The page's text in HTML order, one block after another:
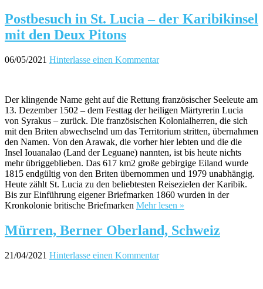
Postbesuch in St. Lucia – der Karibikinsel
mit den Deux Pitons
06/05/2021 Hinterlasse einen Kommentar
Der klingende Name geht auf die Rettung französischer Seeleute am
13. Dezember 1502 – dem Festtag der heiligen Märtyrerin Lucia
von Syrakus – zurück. Die französischen Kolonialherren, die sich
mit den Briten abwechselnd um das Territorium stritten, übernahmen
den Namen. Von den Arawak, die vorher hier lebten und die die
Insel Iouanalao (Land der Leguane) nannten, ist bis heute nichts
mehr übriggeblieben. Das 617 km2 große gebirgige Eiland wurde
1815 endgültig von den Briten übernommen und 1979 unabhängig.
Heute zählt St. Lucia zu den beliebtesten Reisezielen der Karibik.
Bis zur Einführung eigener Briefmarken 1860 wurden in der
Kronkolonie britische Briefmarken Mehr lesen »
Mürren, Berner Oberland, Schweiz
21/04/2021 Hinterlasse einen Kommentar